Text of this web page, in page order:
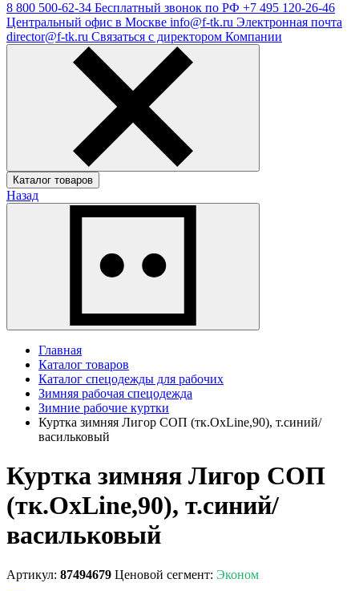
8 800 500-62-34 Бесплатный звонок по РФ +7 495 120-26-46
Центральный офис в Москве info@f-tk.ru Электронная почта
director@f-tk.ru Связаться с директором Компании
Каталог товаров
Назад
Главная
Каталог товаров
Каталог спецодежды для рабочих
Зимняя рабочая спецодежда
Зимние рабочие куртки
Куртка зимняя Лигор СОП (тк.OxLine,90), т.синий/
васильковый
Куртка зимняя Лигор СОП
(тк.OxLine,90), т.синий/
васильковый
Артикул: 87494679 Ценовой сегмент: Эконом